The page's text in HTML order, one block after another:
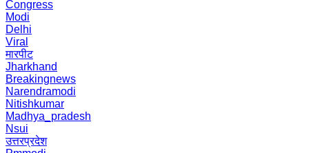
Congress
Modi
Delhi
Viral
मारपीट
Jharkhand
Breakingnews
Narendramodi
Nitishkumar
Madhya_pradesh
Nsui
उत्तरप्रदेश